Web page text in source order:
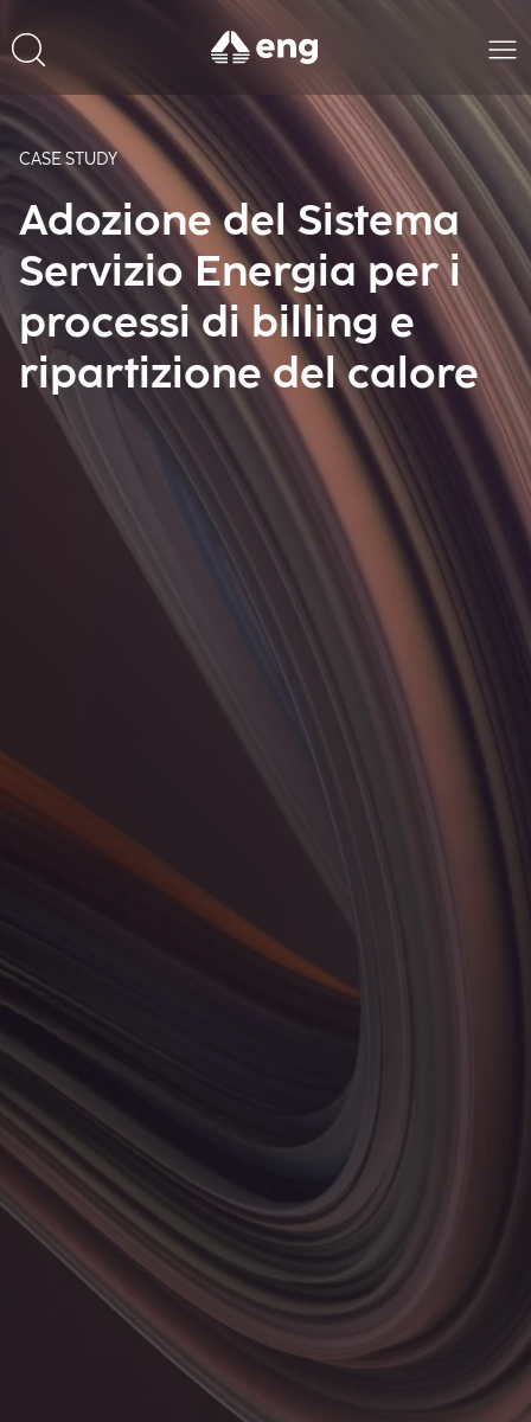
CASE STUDY
Adozione del Sistema
Servizio Energia per i
processi di billing e
ripartizione del calore